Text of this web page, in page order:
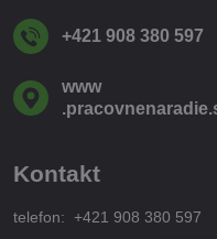
+421 908 380 597
www​
Kontakt
telefon: +421 908 380 597